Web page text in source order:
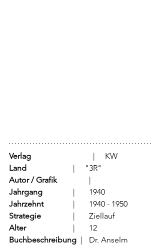
Verlag
			  |     KW
Land
			  |     "3R"
Autor / Grafik
	          |
Jahrgang
		  |	1940
Jahrzehnt
		  |	1940 - 1950
Strategie
		  |	Ziellauf
Alter
			  |	12
Buchbeschreibung |	Dr. Anselm